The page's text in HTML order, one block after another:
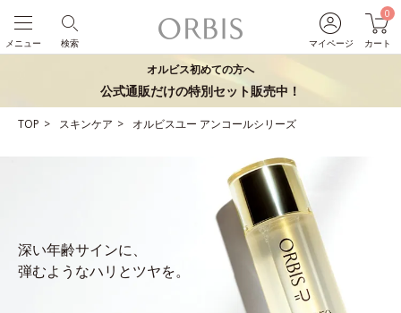
マイページ
0
カート
検索
メニュー
オルビス初めての方へ
公式通販だけの特別セット販売中！
TOP スキンケア オルビスユー アンコールシリーズ
深い年齢サインに、
弾むようなハリとツヤを。